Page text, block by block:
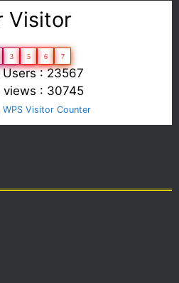
Visitor
3 5 6 7
: 23567
: 30745
WPS Visitor Counter